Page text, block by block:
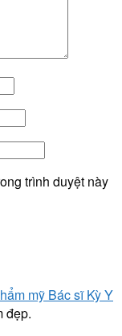
trình duyệt này
mỹ Bác sĩ Kỳ Y
đẹp.